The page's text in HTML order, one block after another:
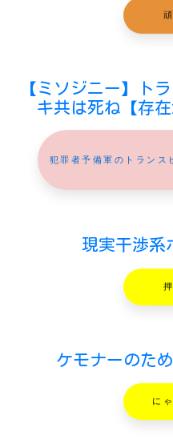
【ミソジニー】ト
キ共は死ね【存
犯罪者予備軍のトランス
現実干渉系
ケモナーのた
に